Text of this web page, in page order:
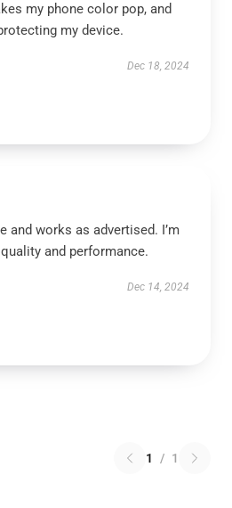
my phone color pop, and
my device.
Dec 18, 2024
and works as advertised. I’m
and performance.
Dec 14, 2024
1 / 1